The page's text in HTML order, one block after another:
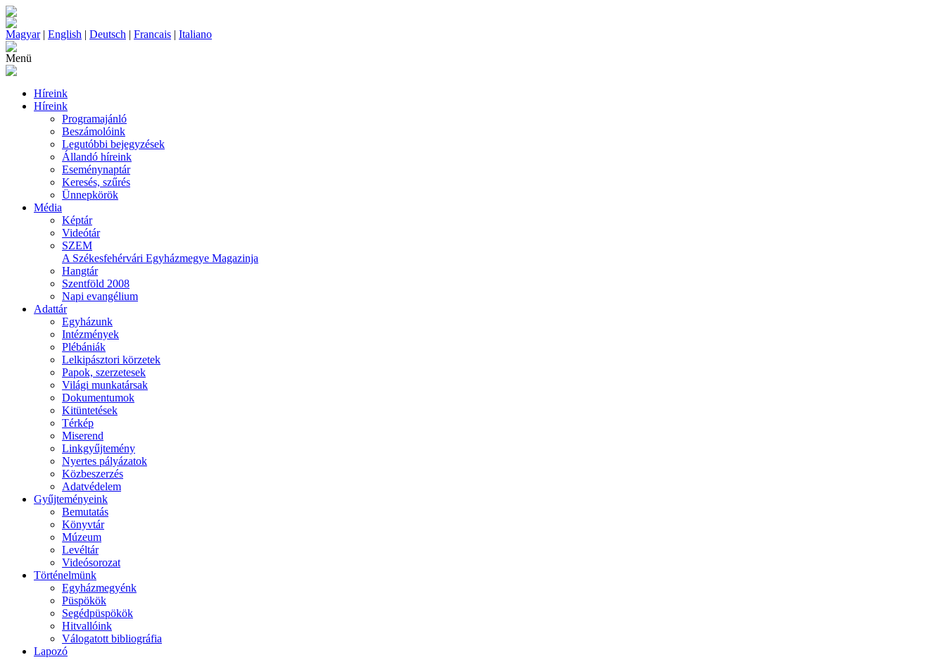
Magyar| English | Deutsch | Francais | Italiano
Menü
Híreink
Híreink
Programajánló
Beszámolóink
Legutóbbi bejegyzések
Állandó híreink
Eseménynaptár
Keresés, szűrés
Ünnepkörök
Média
Képtár
Videótár
SZEM
A Székesfehérvári Egyházmegye Magazinja
Hangtár
Szentföld 2008
Napi evangélium
Adattár
Egyházunk
Intézmények
Plébániák
Lelkipásztori körzetek
Papok, szerzetesek
Világi munkatársak
Dokumentumok
Kitüntetések
Térkép
Miserend
Linkgyűjtemény
Nyertes pályázatok
Közbeszerzés
Adatvédelem
Gyűjteményeink
Bemutatás
Könyvtár
Múzeum
Levéltár
Videósorozat
Történelmünk
Egyházmegyénk
Püspökök
Segédpüspökök
Hitvallóink
Válogatott bibliográfia
Lapozó